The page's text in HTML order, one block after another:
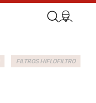
FILTROS HIFLOFILTRO